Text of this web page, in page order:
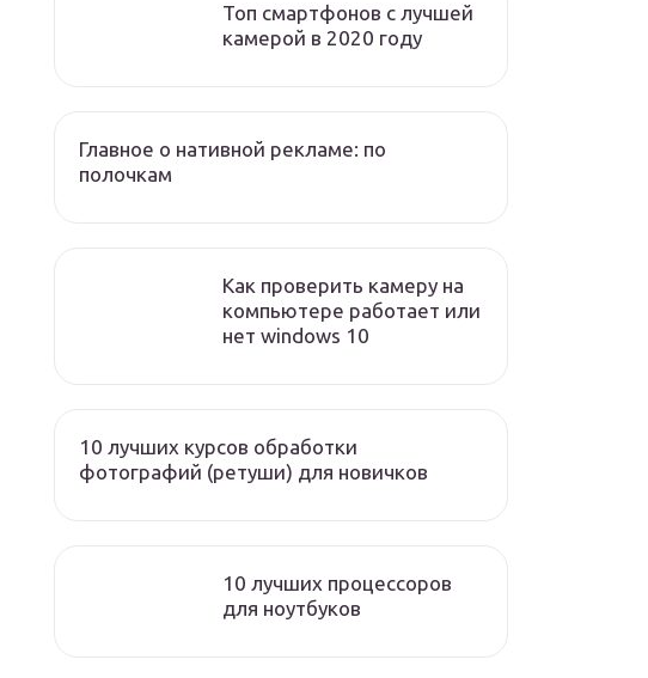
Топ смартфонов с лучшей
камерой в 2020 году
Главное о нативной рекламе: по
полочкам
Как проверить камеру на
компьютере работает или
нет windows 10
10 лучших курсов обработки
фотографий (ретуши) для новичков
10 лучших процессоров
для ноутбуков